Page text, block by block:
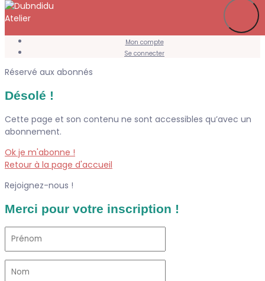
Mon compte
Se connecter
Réservé aux abonnés
Désolé !
Cette page et son contenu ne sont accessibles qu’avec un
abonnement.
Ok je m'abonne !
Retour à la page d'accueil
Rejoignez-nous !
Merci pour votre inscription !